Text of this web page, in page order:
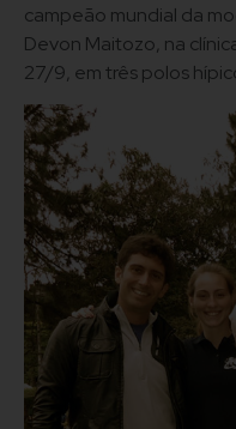
campeão mundial da
Devon Maitozo, na
27/9, em três polos